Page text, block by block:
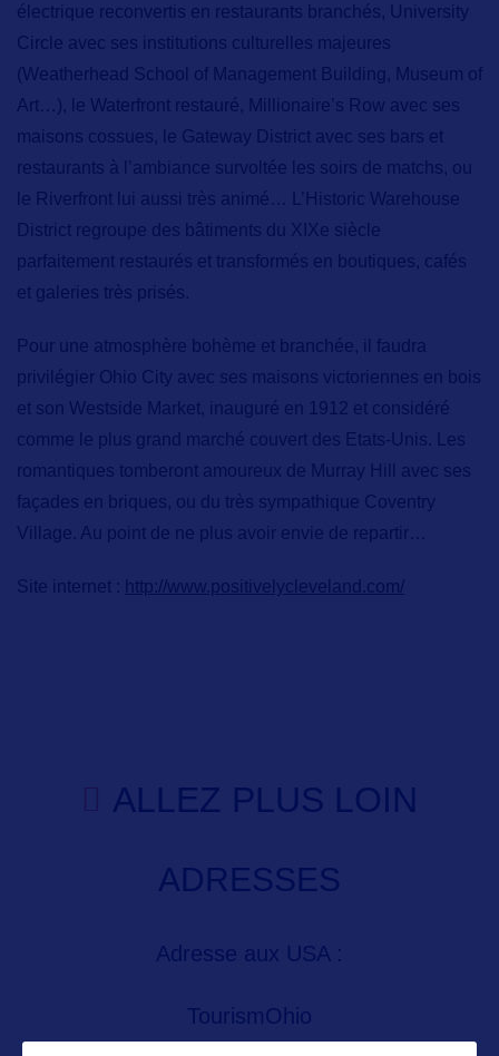
électrique reconvertis en restaurants branchés, University
Circle avec ses institutions culturelles majeures
(Weatherhead School of Management Building, Museum of
Art…), le Waterfront restauré, Millionaire’s Row avec ses
maisons cossues, le Gateway District avec ses bars et
restaurants à l’ambiance survoltée les soirs de matchs, ou
le Riverfront lui aussi très animé… L’ Historic Warehouse
District regroupe des bâtiments du XIXe siècle
parfaitement restaurés et transformés en boutiques, cafés
et galeries très prisés.
Pour une atmosphère bohème et branchée, il faudra
privilégier Ohio City avec ses maisons victoriennes en bois
et son Westside Market, inauguré en 1912 et considéré
comme le plus grand marché couvert des Etats-Unis. Les
romantiques tomberont amoureux de Murray Hill
avec ses
façades en briques, ou du très sympathique Coventry
Village. Au point de ne plus avoir envie de repartir…
Site internet : http://www.positivelycleveland.com/
ALLEZ PLUS LOIN
ADRESSES
Adresse aux USA :
TourismOhio